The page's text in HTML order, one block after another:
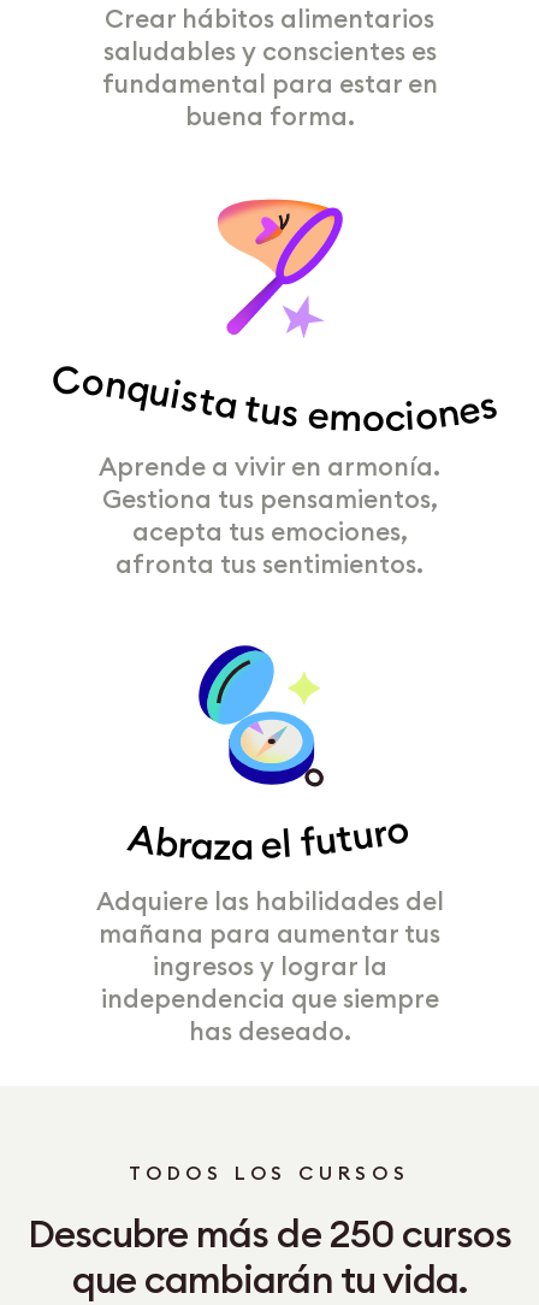
Crear hábitos alimentarios
saludables y conscientes es
fundamental para estar en
buena forma.
Conquista tus emociones
Aprende a vivir en armonía.
Gestiona tus pensamientos,
acepta tus emociones,
afronta tus sentimientos.
Abraza el futuro
Adquiere las habilidades del
mañana para aumentar tus
ingresos y lograr la
independencia que siempre
has deseado.
TODOS LOS CURSOS
Descubre más de 250 cursos
que cambiarán tu vida.